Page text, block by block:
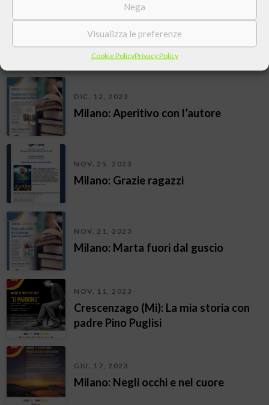
Nega
Visualizza le preferenze
Cookie PolicyPrivacy Policy
DIC. 16, 2023
Milano: Silver Lining in concerto
DIC. 12, 2023
Milano: Aperitivo con l’autore
NOV. 25, 2023
Milano: Grazie ragazzi
NOV. 21, 2023
Milano: Marta fuori dal guscio
NOV. 11, 2023
Crescenzago (Mi): La mia storia con
padre Pino Puglisi
GIU. 17, 2023
Milano: Negli occhi e nel cuore